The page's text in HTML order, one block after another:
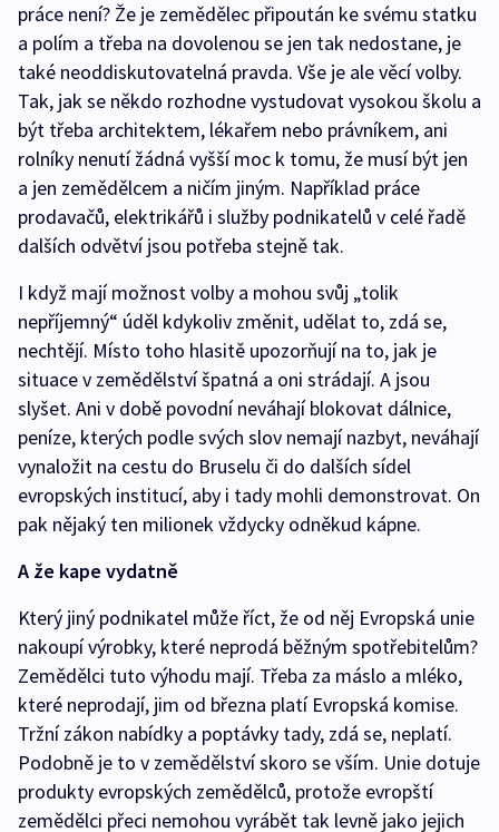
práce není? Že je zemědělec připoután ke svému statku
a polím a třeba na dovolenou se jen tak nedostane, je
také neoddiskutovatelná pravda. Vše je ale věcí volby.
Tak, jak se někdo rozhodne vystudovat vysokou školu a
být třeba architektem, lékařem nebo právníkem, ani
rolníky nenutí žádná vyšší moc k tomu, že musí být jen
a jen zemědělcem a ničím jiným. Například práce
prodavačů, elektrikářů i služby podnikatelů v celé řadě
dalších odvětví jsou potřeba stejně tak.
I když mají možnost volby a mohou svůj „tolik
nepříjemný“ úděl kdykoliv změnit, udělat to, zdá se,
nechtějí. Místo toho hlasitě upozorňují na to, jak je
situace v zemědělství špatná a oni strádají. A jsou
slyšet. Ani v době povodní neváhají blokovat dálnice,
peníze, kterých podle svých slov nemají nazbyt, neváhají
vynaložit na cestu do Bruselu či do dalších sídel
evropských institucí, aby i tady mohli demonstrovat. On
pak nějaký ten milionek vždycky odněkud kápne.
A že kape vydatně
Který jiný podnikatel může říct, že od něj Evropská unie
nakoupí výrobky, které neprodá běžným spotřebitelům?
Zemědělci tuto výhodu mají. Třeba za máslo a mléko,
které neprodají, jim od března platí Evropská komise.
Tržní zákon nabídky a poptávky tady, zdá se, neplatí.
Podobně je to v zemědělství skoro se vším. Unie dotuje
produkty evropských zemědělců, protože evropští
zemědělci přeci nemohou vyrábět tak levně jako jejich